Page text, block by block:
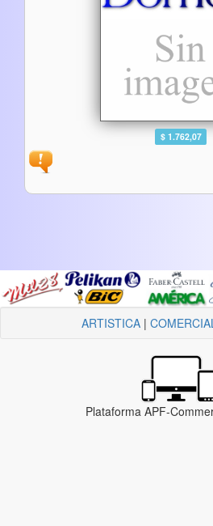
$ 1.762,07
ARTISTICA |
Plataforma APF-